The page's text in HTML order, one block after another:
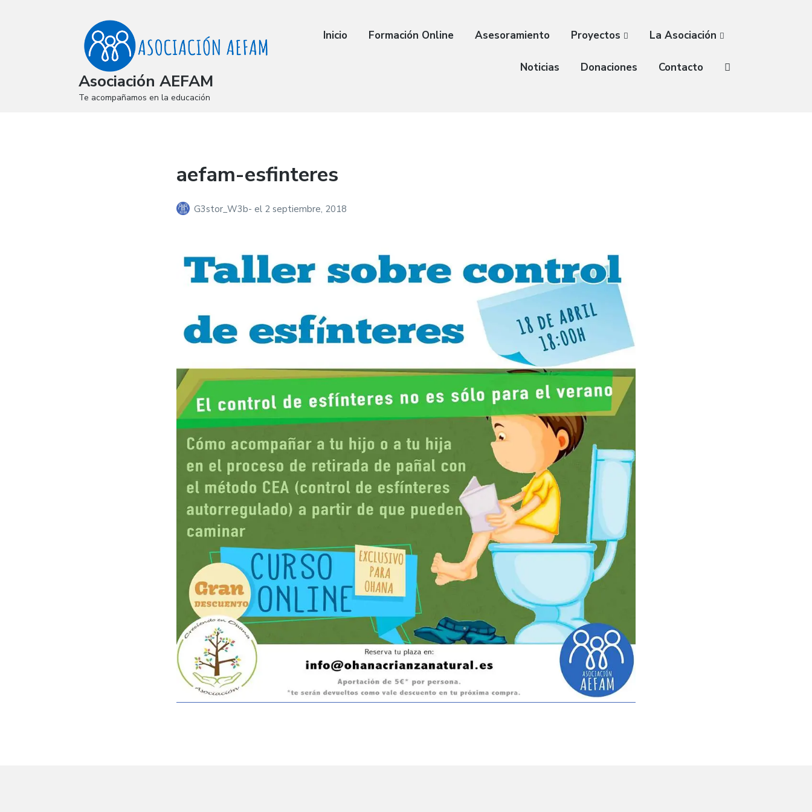
Asociación AEFAM
Te acompañamos en la educación
Inicio Formación Online Asesoramiento Proyectos La Asociación
Noticias Donaciones Contacto
aefam-esfinteres
G3stor_W3b-el 2 septiembre, 2018